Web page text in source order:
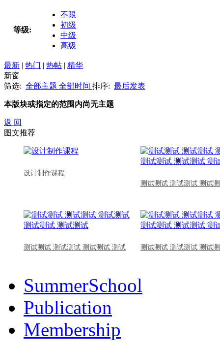
等级:
不限
初级
中级
高级
最新 | 热门 | 热帖 | 精华
新窗
筛选: 全部主题 全部时间 排序: 最后发表
本版块或指定的范围内尚无主题
返 回
图文推荐
设计制作课程
测试测试 测试测试 测试
测试测试 测试测试 测试测试 测试 测试测试 测试测试 测试
SummerSchool
Publication
Membership